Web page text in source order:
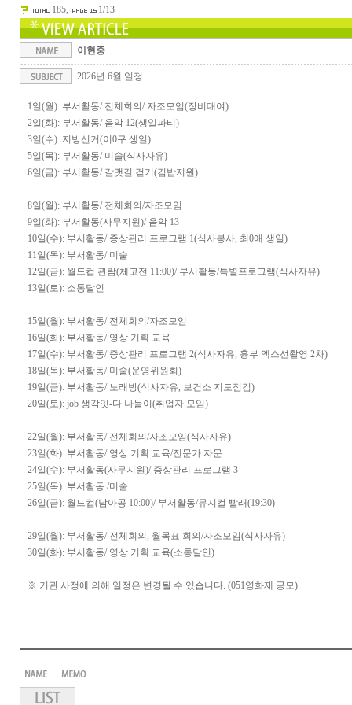
185, 1/13
이현중
2026년 6월 일정
1일(월): 부서활동/ 전체희의/ 자조모임(장비대여)
2일(화): 부서활동/ 음악 12(생일파티)
3일(수): 지방선거(이0구 생일)
5일(목): 부서활동/ 미술(식사자유)
6일(금): 부서활동/ 갈맷길 걷기(김밥지원)
8일(월): 부서활동/ 전체회의/자조모임
9일(화): 부서활동(사무지원)/ 음악 13
10일(수): 부서활동/ 증상관리 프로그램 1(식사봉사, 최0애 생일)
11일(목): 부서활동/ 미술
12일(금): 월드컵 관람(체코전 11:00)/ 부서활동/특별프로그램(식사자유)
13일(토): 소통달인
15일(월): 부서활동/ 전체회의/자조모임
16일(화): 부서활동/ 영상 기획 교육
17일(수): 부서활동/ 증상관리 프로그램 2(식사자유, 흉부 엑스선촬영 2차)
18일(목): 부서활동/ 미술(운영위원회)
19일(금): 부서활동/ 노래방(식사자유, 보건소 지도점검)
20일(토): job 생각잇-다 나들이(취업자 모임)
22일(월): 부서활동/ 전체회의/자조모임(식사자유)
23일(화): 부서활동/ 영상 기획 교육/전문가 자문
24일(수): 부서활동(사무지원)/ 증상관리 프로그램 3
25일(목): 부서활동 /미술
26일(금): 월드컵(남아공 10:00)/ 부서활동/뮤지컬 빨래(19:30)
29일(월): 부서활동/ 전체회의, 월목표 회의/자조모임(식사자유)
30일(화): 부서활동/ 영상 기획 교육(소통달인)
※ 기관 사정에 의해 일정은 변경될 수 있습니다. (051영화제 공모)